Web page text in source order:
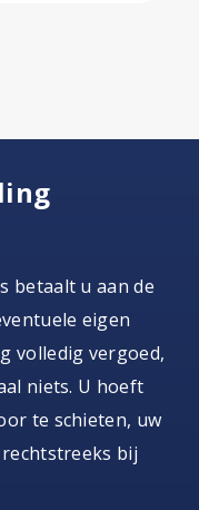
betaalt u aan de
eigen
volledig vergoed,
niets. U hoeft
te schieten, uw
bij